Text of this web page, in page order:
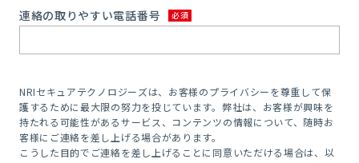
連絡の取りやすい電話番号
NRIセキュアテクノロジーズは、お客様のプライバシーを尊重して保
護するために最大限の努力を投じています。弊社は、お客様が興味を
持たれる可能性があるサービス、コンテンツの情報について、随時お
客様にご連絡を差し上げる場合があります。
こうした目的でご連絡を差し上げることに同意いただける場合は、以